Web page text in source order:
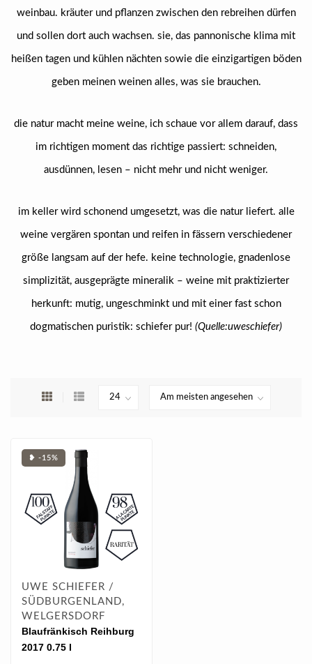
weinbau. kräuter und pflanzen zwischen den rebreihen dürfen
und sollen dort auch wachsen. sie, das pannonische klima mit
heißen tagen und kühlen nächten sowie die einzigartigen böden
geben meinen weinen alles, was sie brauchen.
die natur macht meine weine, ich schaue vor allem darauf, dass
im richtigen moment das richtige passiert: schneiden,
ausdünnen, lesen – nicht mehr und nicht weniger.
im keller wird schonend umgesetzt, was die natur liefert. alle
weine vergären spontan und reifen in fässern verschiedener
größe langsam auf der hefe. keine technologie, gnadenlose
simplizität, ausgeprägte mineralik – weine mit praktizierter
herkunft: mutig, ungeschminkt und mit einer fast schon
dogmatischen puristik: schiefer pur! (Quelle:uweschiefer)
❥ -15%
UWE SCHIEFER /
SÜDBURGENLAND,
WELGERSDORF
Blaufränkisch Reihburg
2017 0.75 l